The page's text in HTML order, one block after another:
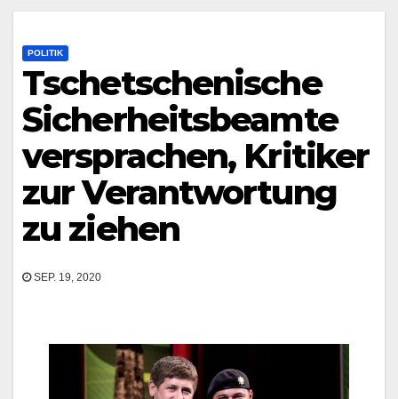
POLITIK
Tschetschenische
Sicherheitsbeamte
versprachen, Kritiker
zur Verantwortung
zu ziehen
SEP. 19, 2020